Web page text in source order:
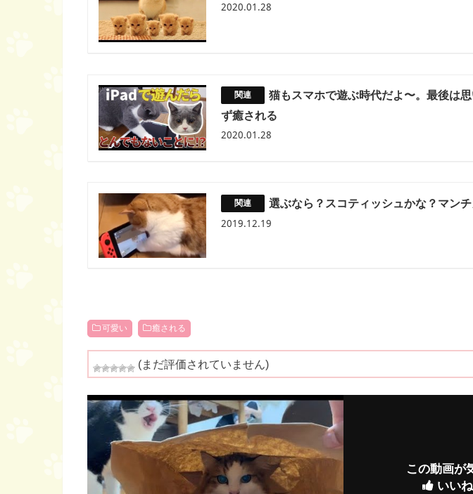
2020.01.28
猫もスマホで遊ぶ時代だよ〜。最後は
ず癒される
2020.01.28
選ぶなら？スコティッシュかな？マン
2019.12.19
可愛い 癒される
(まだ評価されていません)
この動画が
いい